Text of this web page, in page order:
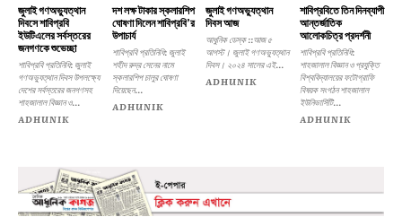
জুলাই গণঅভ্যুত্থান
দিবসে শাবিপ্রবি
ইউটিএলের সর্বস্তরের
জনগণকে শুভেচ্ছা
শাবিপ্রবি প্রতিনিধি: জুলাই
গণঅভ্যুত্থান দিবস উপলক্ষ্যে
দেশের সর্বস্তরের জনগণসহ
শাহজালাল বিজ্ঞান ও...
ADHUNIK
দশ লক্ষ টাকার স্কলারশিপ
ঘোষণা দিলেন শাবিপ্রবি’র
উপাচার্য
শাবিপ্রবি প্রতিনিধি: জুলাই
শহীদ রুদ্র সেনের নামে
স্কলারশিপ চালুর ঘোষণা
দিয়েছেন...
ADHUNIK
জুলাই গণঅভ্যুত্থান
দিবস আজ
আধুনিক ডেস্ক ::আজ ৫
আগস্ট। জুলাই গণঅভ্যুত্থান
দিবস। ২০২৪ সালের এই...
ADHUNIK
শাবিপ্রবিতে তিন দিনব্যাপী
আন্তর্জাতিক
আলোকচিত্র প্রদর্শনী
শাবিপ্রবি প্রতিনিধি:
শাহজালাল বিজ্ঞান ও প্রযুক্তি
বিশ্ববিদ্যালয়ের ফটোগ্রাফি
বিষয়ক সংগঠন শাহজালাল
ইউনিভার্সিটি...
ADHUNIK